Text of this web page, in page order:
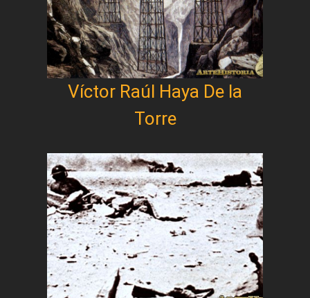
Víctor Raúl Haya De la
Torre